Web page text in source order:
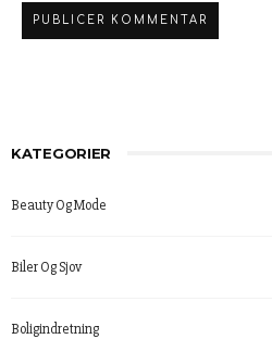
KATEGORIER
Beauty Og Mode
Biler Og Sjov
Boligindretning